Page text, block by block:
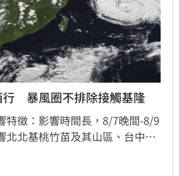
　暴風圈不排除接觸基隆
特徵：影響時間長，8/7晚間-8/9
北北基桃竹苗及其山區、台中南
夜-週日早上距離陸地最近，影響